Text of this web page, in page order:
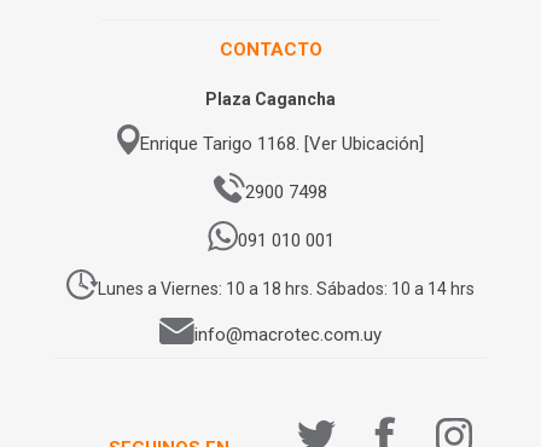
CONTACTO
Plaza Cagancha
Enrique Tarigo 1168. [Ver Ubicación]
2900 7498
091 010 001
Lunes a Viernes: 10 a 18 hrs. Sábados: 10 a 14 hrs
info@macrotec.com.uy